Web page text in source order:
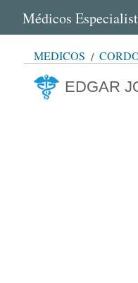
Médicos
MÉDICOS
EDGAR